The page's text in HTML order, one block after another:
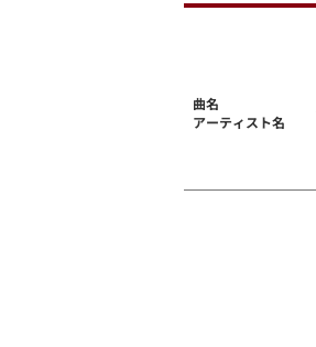
曲名
アーティスト名